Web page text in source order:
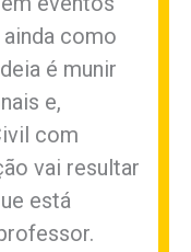
como
é munir
e,
com
vai resultar
está